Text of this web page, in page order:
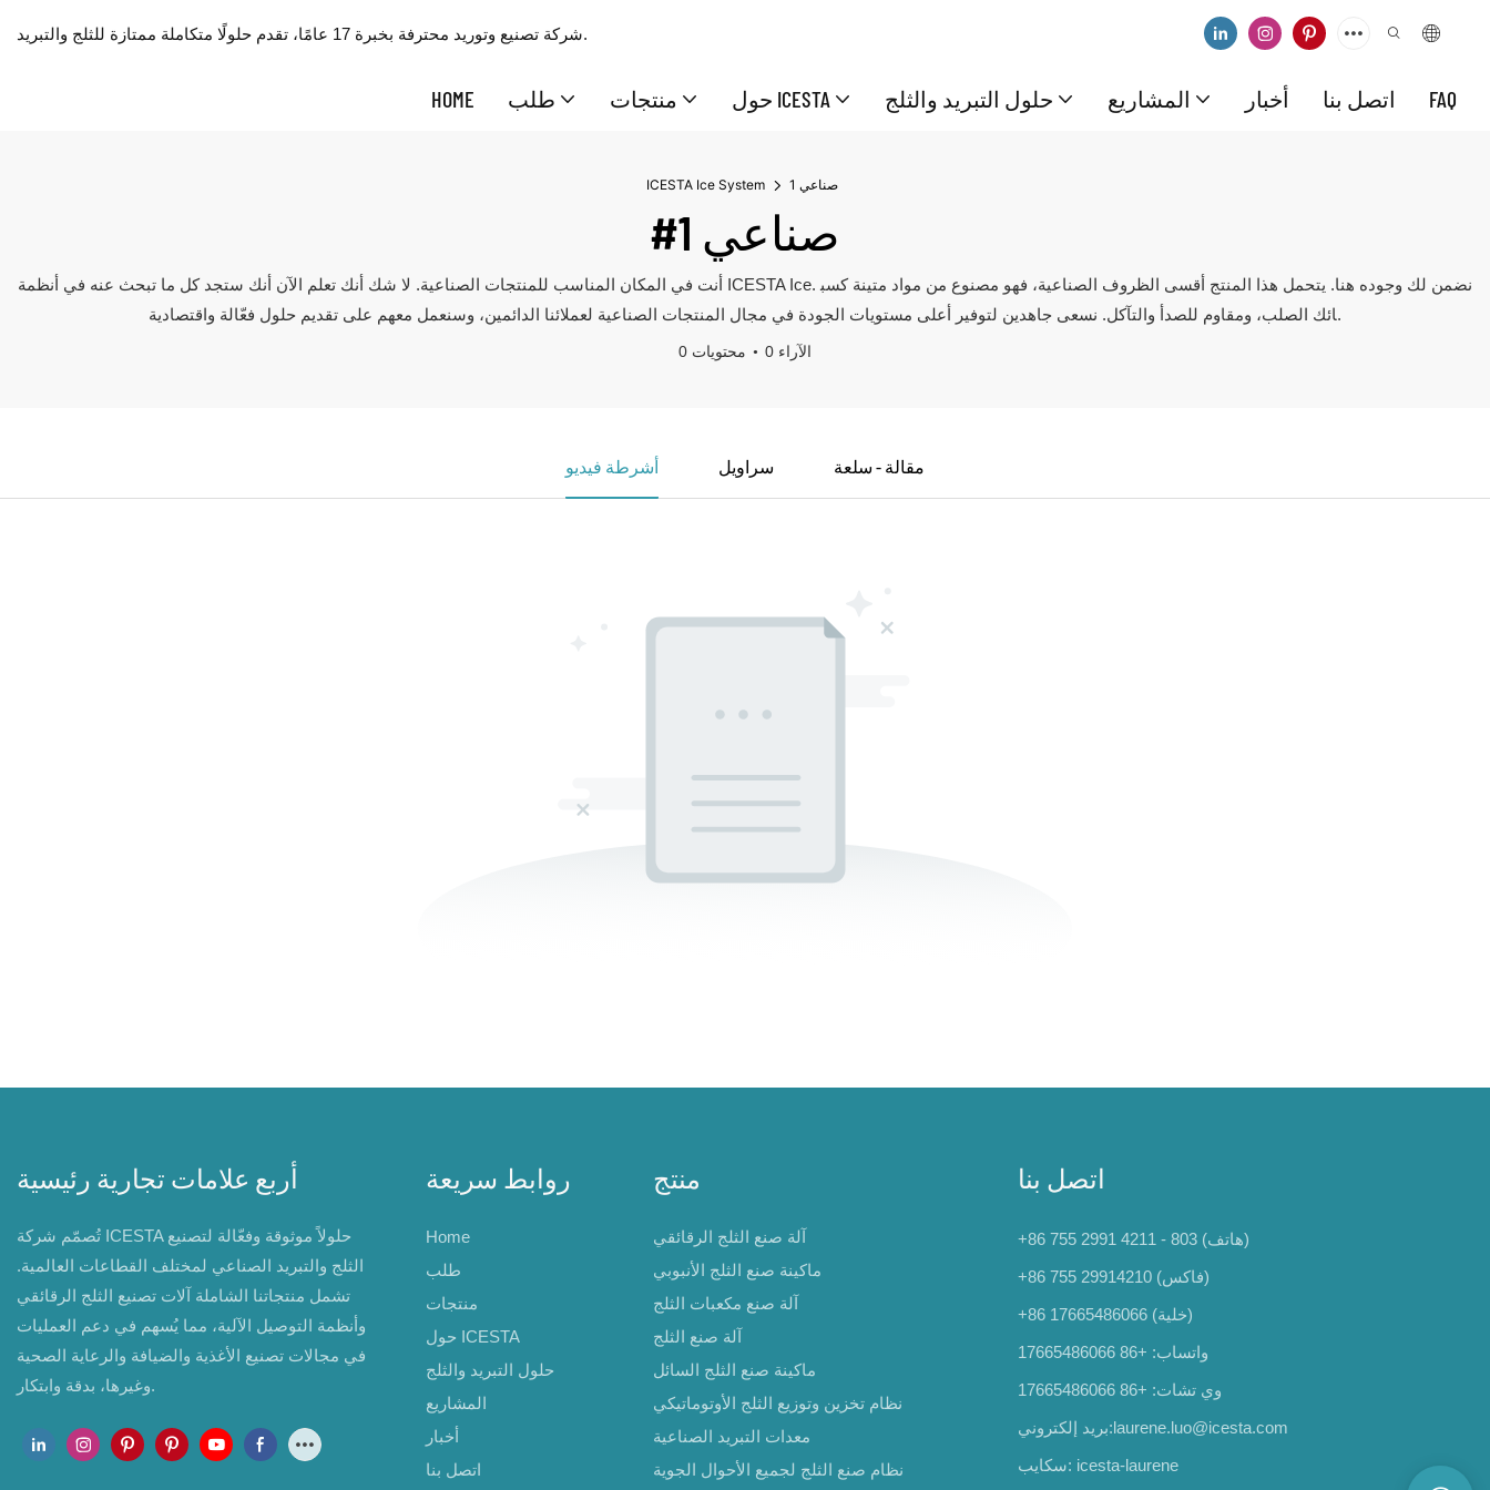
شركة تصنيع وتوريد محترفة بخبرة 17 عامًا، تقدم حلولًا متكاملة ممتازة للثلج والتبريد.
HOME طلب منتجات حول ICESTA حلول التبريد والثلج المشاريع أخبار اتصل بنا FAQ
ICESTA Ice System صناعي 1
#صناعي 1
أنت في المكان المناسب للمنتجات الصناعية. لا شك أنك تعلم الآن أنك ستجد كل ما تبحث عنه في أنظمة ICESTA Ice. نضمن لك وجوده هنا. يتحمل هذا المنتج أقسى الظروف الصناعية، فهو مصنوع من مواد متينة كسب
ائك الصلب، ومقاوم للصدأ والتآكل. نسعى جاهدين لتوفير أعلى مستويات الجودة في مجال المنتجات الصناعية لعملائنا الدائمين، وسنعمل معهم على تقديم حلول فعّالة واقتصادية.
0 محتويات 0 الآراء
أشرطة فيديو سراويل مقالة - سلعة
أربع علامات تجارية رئيسية
تُصمّم شركة ICESTA حلولاً موثوقة وفعّالة لتصنيع
الثلج والتبريد الصناعي لمختلف القطاعات العالمية.
تشمل منتجاتنا الشاملة آلات تصنيع الثلج الرقائقي
وأنظمة التوصيل الآلية، مما يُسهم في دعم العمليات
في مجالات تصنيع الأغذية والضيافة والرعاية الصحية
وغيرها، بدقة وابتكار.
روابط سريعة
Home
طلب
منتجات
حول ICESTA
حلول التبريد والثلج
المشاريع
أخبار
اتصل بنا
منتج
آلة صنع الثلج الرقائقي
ماكينة صنع الثلج الأنبوبي
آلة صنع مكعبات الثلج
آلة صنع الثلج
ماكينة صنع الثلج السائل
نظام تخزين وتوزيع الثلج الأوتوماتيكي
معدات التبريد الصناعية
نظام صنع الثلج لجميع الأحوال الجوية
اتصل بنا
+86 755 2991 4211 - 803 (هاتف)
+86 755 29914210 (فاكس)
+86 17665486066
(خلية)
واتساب: +86 17665486066
وي تشات: +86 17665486066
بريد إلكتروني:laurene.luo@icesta.com
سكايب: icesta-laurene